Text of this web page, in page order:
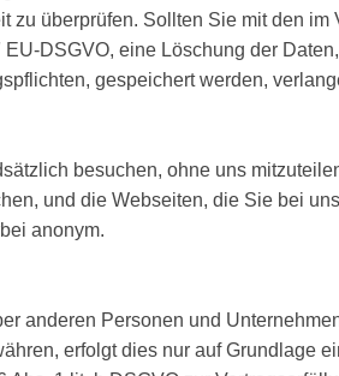
überprüfen. Sollten Sie mit den
DSGVO, eine Löschung der
gespeichert werden,
besuchen, ohne uns
und die Webseiten, die Sie bei
anonym.
anderen Personen und
erfolgt dies nur auf Grundlage